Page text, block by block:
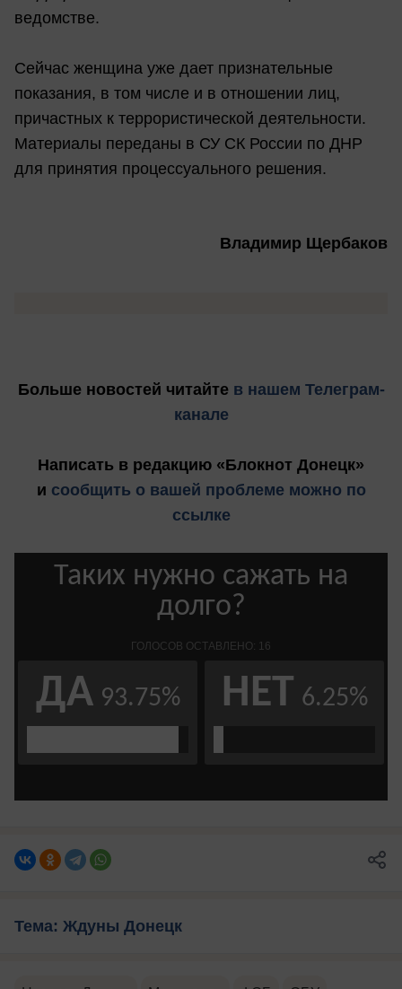
ведомстве.
Сейчас женщина уже дает признательные
показания, в том числе и в отношении лиц,
причастных к террористической деятельности.
Материалы переданы в СУ СК России по ДНР
для принятия процессуального решения.
Владимир Щербаков
Больше новостей читайте в нашем Телеграм-
канале
Написать в редакцию «Блокнот Донецк»
и сообщить о вашей проблеме можно по
ссылке
Тема: Ждуны Донецк